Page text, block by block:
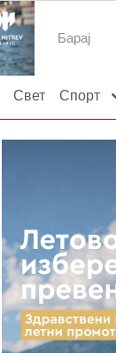
Свет Спорт